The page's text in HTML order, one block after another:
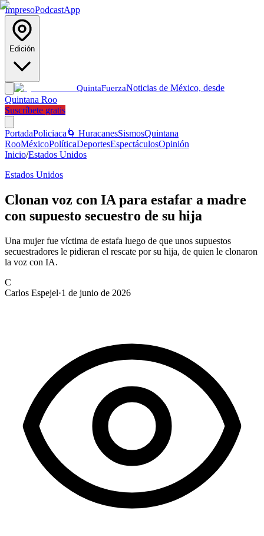
ImpresoPodcastApp
Edición
QuintaFuerzaNoticias de México, desde
Quintana Roo
Suscríbete gratis
PortadaPoliciaca 🌀 HuracanesSismosQuintana
RooMéxicoPolíticaDeportesEspectáculosOpinión
Inicio/Estados Unidos
Estados Unidos
Clonan voz con IA para estafar a madre
con supuesto secuestro de su hija
Una mujer fue víctima de estafa luego de que unos supuestos
secuestradores le pidieran el rescate por su hija, de quien le clonaron
la voz con IA.
C
Carlos Espejel·1 de junio de 2026